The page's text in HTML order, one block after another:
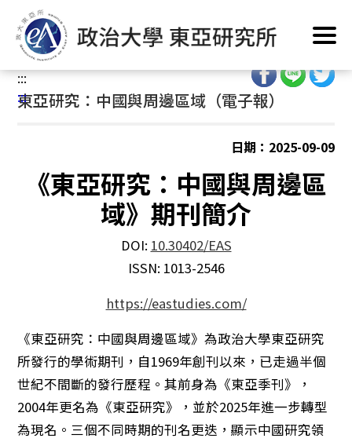
到
要
內
容
首頁/
報）
:::
:::
東亞研究：中國與周邊區域（電子報）
日期：2025-09-09
《東亞研究：中國與周邊區
域》期刊簡介
DOI: 10.30402/EAS
ISSN: 1013-2546
https://eastudies.com/
《東亞研究：中國與周邊區域》為政治大學東亞研究
所發行的學術期刊，自1969年創刊以來，已走過半個
世紀不間斷的發行歷程。其前身為《東亞季刊》，
2004年更名為《東亞研究》，並於2025年進一步轉型
為現名。三個不同時期的刊名更迭，顯示中國研究領